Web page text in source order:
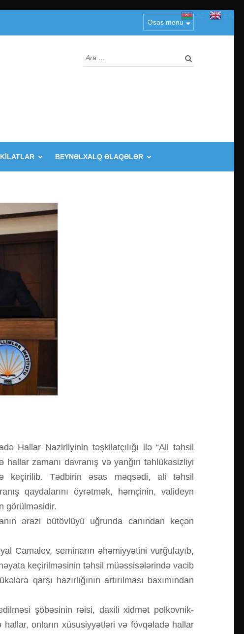
Əsas menu
Arama:
BEYNƏLXALQ ƏLAQƏLƏR
Hallar Nazirliyinin təşkilatçılığı ilə “Ali təhsil
hallar zamanı davranış və yanğın təhlükəsizliyi
keçirilib. Tədbirin əsas məqsədi, ali təhsil
qaydalarını öyrətmək, həmçinin, valideyn
görülməsidir.
ərazi bütövlüyü uğrunda canından keçən
Camalov, seminarın əhəmiyyətini vurğulayıb,
keçirilməsinin təhsil müəssisələrində vacib
qarşı hazırlığının artırılması baxımından
şöbəsinin rəisi, daxili xidmət polkovnik-
hallar, onların xüsusiyyətləri və fövqəladə hallar